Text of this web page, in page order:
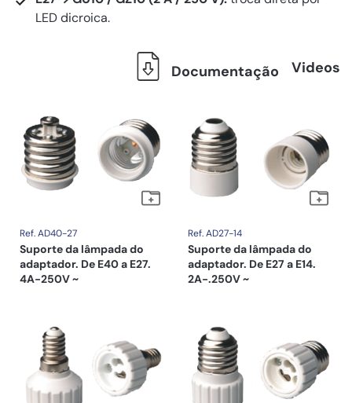
LED dicroica.
Documentação Videos
Ref. AD40-27
Suporte da lâmpada do
adaptador. De E40 a E27.
4A-250V ~
Ref. AD27-14
Suporte da lâmpada do
adaptador. De E27 a E14.
2A-.250V ~